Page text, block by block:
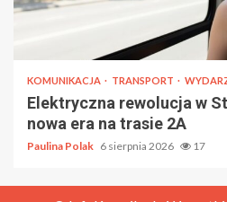
KOMUNIKACJA TRANSPORT
Elektryczna rewolucja w
nowa era na trasie 2A
Paulina Polak 6 sierpnia 2026 17